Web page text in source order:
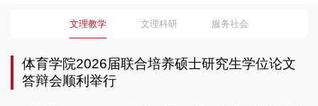
文理教学 文理科研 服务社会
体育学院2026届联合培养硕士研究生学位论文
答辩会顺利举行